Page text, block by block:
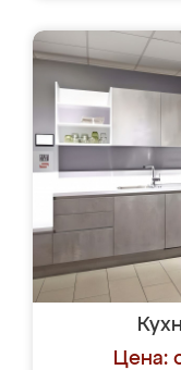
Цена: